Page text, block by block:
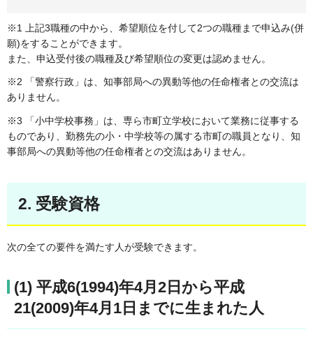
※1 上記3職種の中から、希望順位を付して2つの職種まで申込み(併
願)をすることができます。
また、申込受付後の職種及び希望順位の変更は認めません。
※2 「警察行政」は、知事部局への異動等他の任命権者との交流は
ありません。
※3 「小中学校事務」は、専ら市町立学校において業務に従事する
ものであり、勤務先の小・中学校等の属する市町の職員となり、知
事部局への異動等他の任命権者との交流はありません。
2. 受験資格
次の全ての要件を満たす人が受験できます。
(1) 平成6(1994)年4月2日から平成
21(2009)年4月1日までに生まれた人